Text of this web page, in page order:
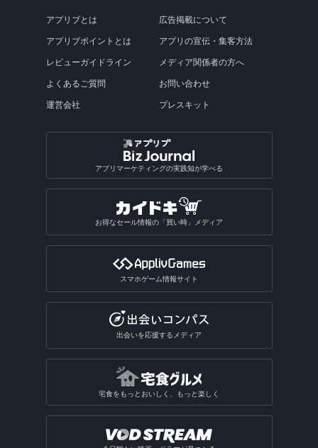
アプリブとは
アプリブポイントとは
レビューガイドライン
よくあるご質問
運営会社
広告掲載について
アプリの宣伝・集客方法
メディア関係者の方へ
お問い合わせ
プレスキット
アプリマーケティングの実践知が学べる
お得なセール情報の「買い時」メディア
スマホゲーム情報サイト
出会いを応援するメディア
宅食をもっとおいしく、もっと楽しく